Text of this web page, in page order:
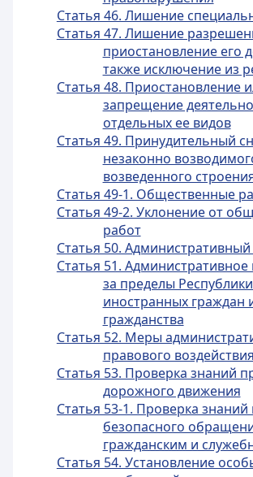
Статья 46. Лишение
Статья 47. Лишение
приостановление его
также исключение из
Статья 48. Приостановление
запрещение
отдельных ее видов
Статья 49. Принудительный
незаконно
возведенного
Статья 49-1. Общественные
Статья 49-2. Уклонение от
работ
Статья 50. Административный
Статья 51.
за пределы
иностранных граждан
гражданства
Статья 52. Меры
правового воздействия
Статья 53. Проверка знаний
дорожного движения
Статья 53-1. Проверка знаний
безопасного
гражданским и
Статья 54. Установление